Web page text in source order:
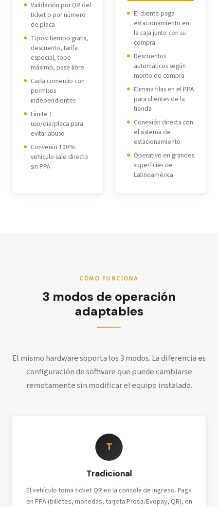
Validación por QR del
ticket o por número
de placa
Tipos: tiempo gratis,
descuento, tarifa
especial, tope
máximo, pase libre
Cada comercio con
permisos
independientes
Limite 1
uso/dia/placa para
evitar abuso
Convenio 100%:
vehículo sale directo
sin PPA
El cliente paga
estacionamiento en
la caja junto con su
compra
Descuentos
automáticos según
monto de compra
Elimina filas en el PPA
para clientes de la
tienda
Conexión directa con
el sistema de
estacionamiento
Operativo en grandes
superficies de
Latinoamérica
CÓMO FUNCIONA
3 modos de operación
adaptables
El mismo hardware soporta los 3 modos. La diferencia es
configuración de software que puede cambiarse
remotamente sin modificar el equipo instalado.
T
Tradicional
El vehículo toma ticket QR en la consola de ingreso. Paga
en PPA (billetes, monedas, tarjeta Prosa/Evopay, QR), en